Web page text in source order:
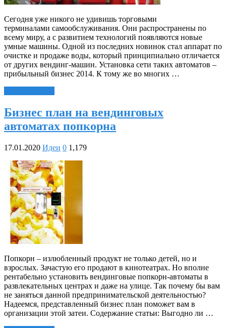
Сегодня уже никого не удивишь торговыми
терминалами самообслуживания. Они распространены по
всему миру, а с развитием технологий появляются новые
умные машины. Одной из последних новинок стал аппарат по
очистке и продаже воды, который принципиально отличается
от других вендинг-машин. Установка сети таких автоматов –
прибыльный бизнес 2014. К тому же во многих …
Бизнес план на вендинговых
автоматах попкорна
17.01.2020 Идеи 0 1,179
Попкорн – излюбленный продукт не только детей, но и
взрослых. Зачастую его продают в кинотеатрах. Но вполне
рентабельно установить вендинговые попкорн-автоматы в
развлекательных центрах и даже на улице. Так почему бы вам
не заняться данной предпринимательской деятельностью?
Надеемся, представленный бизнес план поможет вам в
организации этой затеи. Содержание статьи: Выгодно ли …